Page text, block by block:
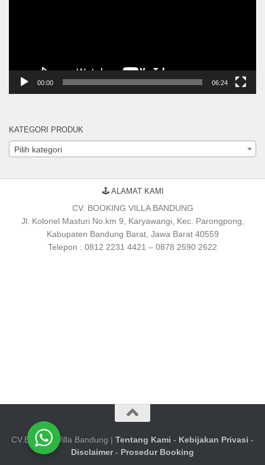
00:00 06:24
KATEGORI PRODUK
Pilih kategori
🕹 ALAMAT KAMI
CV. BOOKING VILLA BANDUNG
Jl. Kolonel Masturi No.km 9, Karyawangi, Kec. Parongpong,
Kabupaten Bandung Barat, Jawa Barat 40559
Telepon : 0812 2231 4421 – 0878 2590 2622
CV.Booking Villa Bandung | Tentang Kami - Kebijakan Privasi -
Disclaimer- Prosedur Booking